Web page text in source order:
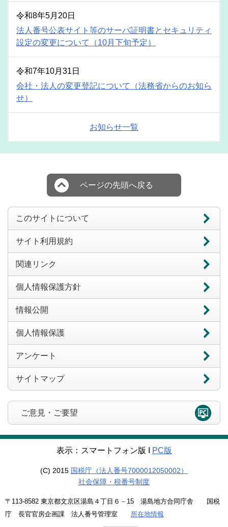
令和8年5月20日
法人番号公表サイト等のサーバ証明書とセキュリティ
設定の変更について（10月下旬予定）
令和7年10月31日
会社・法人の変更登記について（法務省からのお知ら
せ）
お知らせ一覧
ページの先頭へ戻る
このサイトについて
サイト利用規約
関連リンク
個人情報保護方針
情報公開
個人情報保護
アンケート
サイトマップ
ご意見・ご要望
表示：スマートフォン版 Ι PC版
(C) 2015 国税庁（法人番号7000012050002）
社会保障・税番号制度
〒113-8582 東京都文京区湯島４丁目６－15 湯島地方合同庁舎 国税
庁 長官官房企画課 法人番号管理室 所在地情報